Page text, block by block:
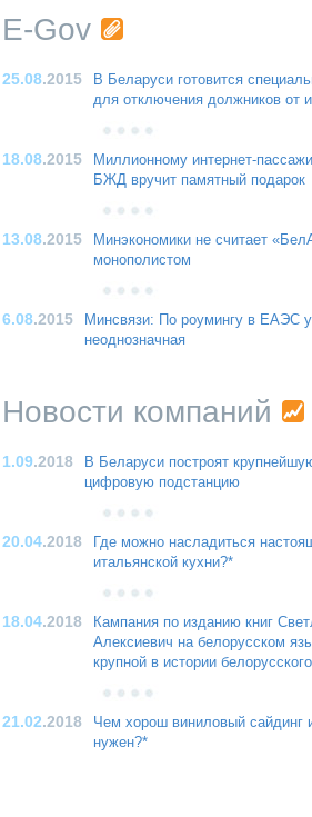
E-Gov
25.08.2015
В Беларуси готовится
для отключения должников от
18.08.2015
Миллионному интернет-
БЖД вручит памятный подарок
13.08.2015
Минэкономики не считает
монополистом
6.08.2015
Минсвязи: По роумингу в ЕАЭС у
неоднозначная
Новости компаний
1.09.2018
В Беларуси построят
цифровую подстанцию
20.04.2018
Где можно насладиться
итальянской кухни?*
18.04.2018
Кампания по изданию книг
Алексиевич на белорусском
крупной в истории
21.02.2018
Чем хорош виниловый сайдинг
нужен?*